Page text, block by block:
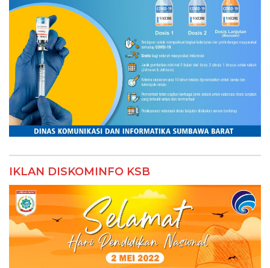
IKLAN DISKOMINFO KSB